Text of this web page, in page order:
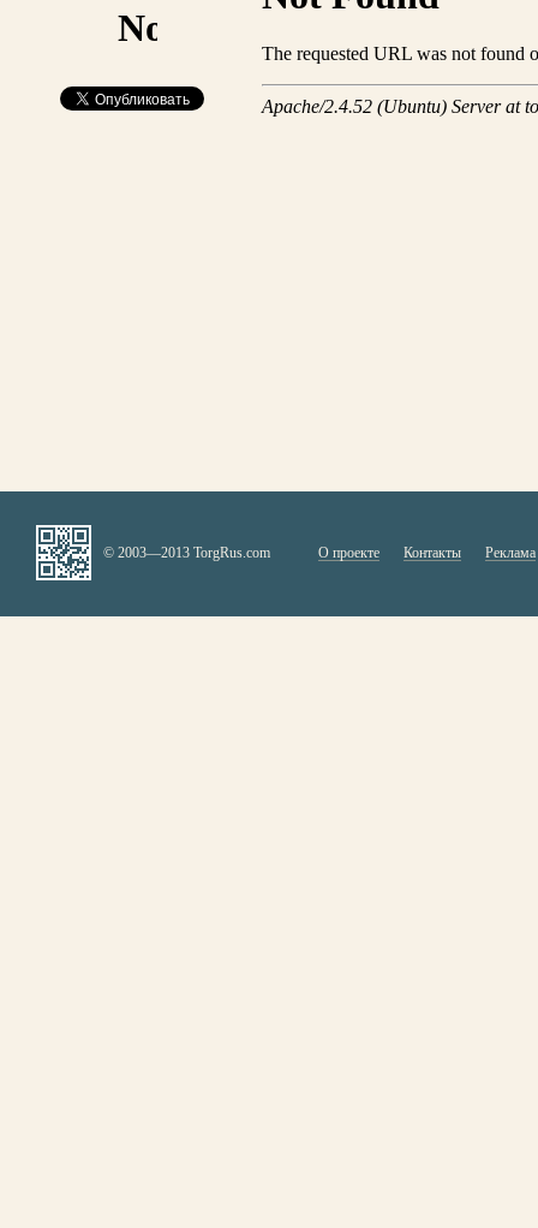
© 2003—2013 TorgRus.com О проекте Контакты Реклама